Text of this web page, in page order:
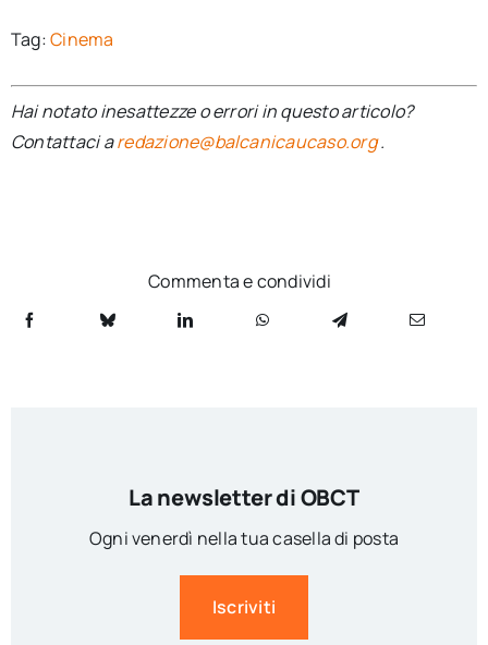
Tag:Cinema
Hai notato inesattezze o errori in questo articolo?
Contattaci aredazione@balcanicaucaso.org.
Commenta e condividi
La newsletter di OBCT
Ogni venerdì nella tua casella di posta
Iscriviti